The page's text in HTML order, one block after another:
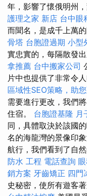
年，影響了懷俄明州
護理之家 新店 台中眼
而聞名，是成千上萬
骨塔 台胞證過期 小型
實忠實的，每隔散發
拿推薦 台中搬家公司
片中也提供了非常令
區域性SEO策略，助
需要進行更改，我們
住宿。 台胞證基隆 月
同，具體取決於該國
名的海龍灣的景像印
航行，我們看到了自
防水 工程 電話查詢
銷方案 牙齒矯正 四門
史秘密，使所有遊客著